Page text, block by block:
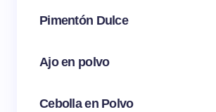
Pimentón Dulce
Ajo en polvo
Cebolla en Polvo